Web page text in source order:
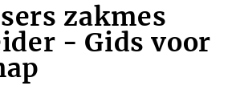
zakmes
- Gids voor